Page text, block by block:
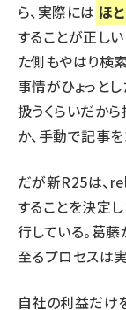
ら、実際には ほ
することが正し
た側もやはり検
事情がひょっと
扱うくらいだか
か、手動で記事
だが新R25は、
することを決定
行している。葛
至るプロセスは
自社の利益だけ